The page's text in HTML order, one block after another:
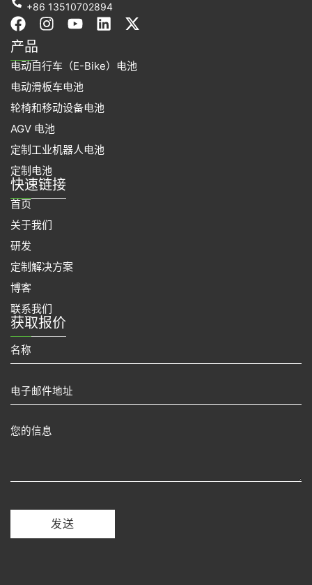
+86 13510702894
在
F
a
c
e
b
o
o
k
上
I
t
a
g
r
a
m
Y
t
u
b
e
L
k
d
i
X
w
产品
电动自行车（E-Bike）电池
电动滑板车电池
轮椅和移动设备电池
AGV 电池
定制工业机器人电池
定制电池
快速链接
首页
关于我们
研发
定制解决方案
博客
联系我们
获取报价
发送